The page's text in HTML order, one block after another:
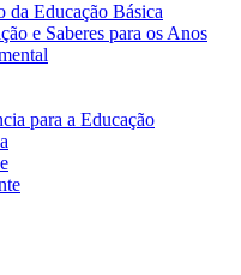
da Educação Básica
e Saberes para os Anos
para a Educação